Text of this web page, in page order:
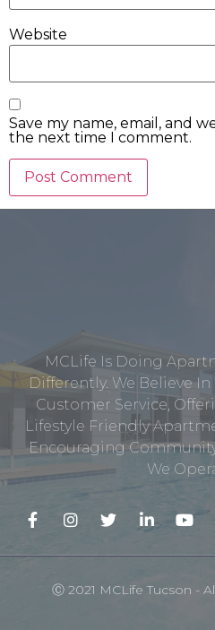
Website
Save my name, email, and
the next time I comment.
MCLife Is Doing
Differently. We Believe
Customer Service,
Lifestyle Friendly
Encouraging
We
Ⓒ 2021 MCLife Tucson -